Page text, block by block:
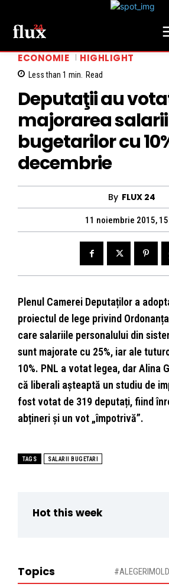
ECONOMIE HIGHLIGHT
Less than 1 min. Read
Deputaţii au
majorarea
bugetarilor cu
decembrie
By FLUX 24
11 noiembrie 2015,
Plenul Camerei Deputaților a
proiectul de lege privind
care salariile personalului din
sunt majorate cu 25%, iar ale
10%. PNL a votat legea, dar Alina
că liberali aşteaptă un studiu de
fost votat de 319 deputați, fiind
abțineri și un vot „împotrivă”.
TAGS SALARII BUGETARI
Hot this week
Topics